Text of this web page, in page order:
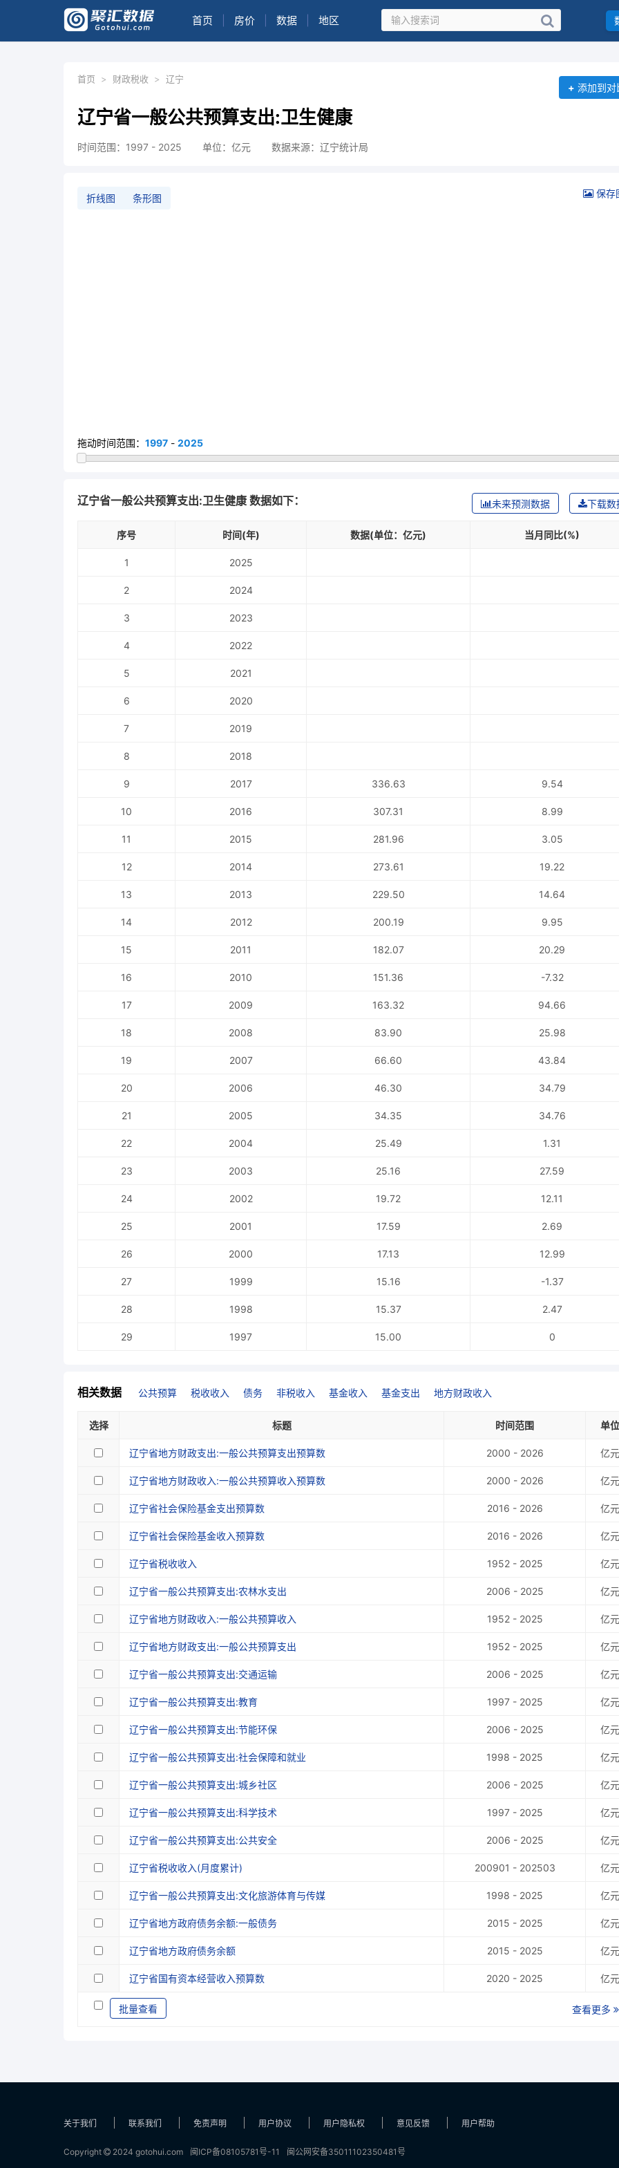
首页 房价 数据 地区
首页 > 财政税收 > 辽宁
辽宁省一般公共预算支出:卫生健康
时间范围：1997 - 2025 单位：亿元 数据来源：辽宁统计局
+ 添加到对
折线图 条形图 保存
拖动时间范围： 1997 - 2025
辽宁省一般公共预算支出:卫生健康 数据如下： 下载数
未来预测数据
序号 时间(年) 数据(单位：亿元) 当月同比(%)
1 2025
2 2024
3 2023
4 2022
5 2021
6 2020
7 2019
8 2018
9 2017 336.63 9.54
10 2016 307.31 8.99
11 2015 281.96 3.05
12 2014 273.61 19.22
13 2013 229.50 14.64
14 2012 200.19 9.95
15 2011 182.07 20.29
16 2010 151.36 -7.32
17 2009 163.32 94.66
18 2008 83.90 25.98
19 2007 66.60 43.84
20 2006 46.30 34.79
21 2005 34.35 34.76
22 2004 25.49 1.31
23 2003 25.16 27.59
24 2002 19.72 12.11
25 2001 17.59 2.69
26 2000 17.13 12.99
27 1999 15.16 -1.37
28 1998 15.37 2.47
29 1997 15.00 0
相关数据 公共预算 税收收入 债务 非税收入 基金收入 基金支出 地方财政收入
选择 标题 时间范围 单位
辽宁省地方财政支出:一般公共预算支出预算数 2000 - 2026 亿元
辽宁省地方财政收入:一般公共预算收入预算数 2000 - 2026 亿元
辽宁省社会保险基金支出预算数 2016 - 2026 亿元
辽宁省社会保险基金收入预算数 2016 - 2026 亿元
辽宁省税收收入 1952 - 2025 亿元
辽宁省一般公共预算支出:农林水支出 2006 - 2025 亿元
辽宁省地方财政收入:一般公共预算收入 1952 - 2025 亿元
辽宁省地方财政支出:一般公共预算支出 1952 - 2025 亿元
辽宁省一般公共预算支出:交通运输 2006 - 2025 亿元
辽宁省一般公共预算支出:教育 1997 - 2025 亿元
辽宁省一般公共预算支出:节能环保 2006 - 2025 亿元
辽宁省一般公共预算支出:社会保障和就业 1998 - 2025 亿元
辽宁省一般公共预算支出:城乡社区 2006 - 2025 亿元
辽宁省一般公共预算支出:科学技术 1997 - 2025 亿元
辽宁省一般公共预算支出:公共安全 2006 - 2025 亿元
辽宁省税收收入(月度累计) 200901 - 202503 亿元
辽宁省一般公共预算支出:文化旅游体育与传媒 1998 - 2025 亿元
辽宁省地方政府债务余额:一般债务 2015 - 2025 亿元
辽宁省地方政府债务余额 2015 - 2025 亿元
辽宁省国有资本经营收入预算数 2020 - 2025 亿元
批量查看 查看更多
关于我们 联系我们 免责声明 用户协议 用户隐私权 意见反馈 用户帮助
Copyright 2024 gotohui.com 闽ICP备08105781号-11 闽公网安备35011102350481号